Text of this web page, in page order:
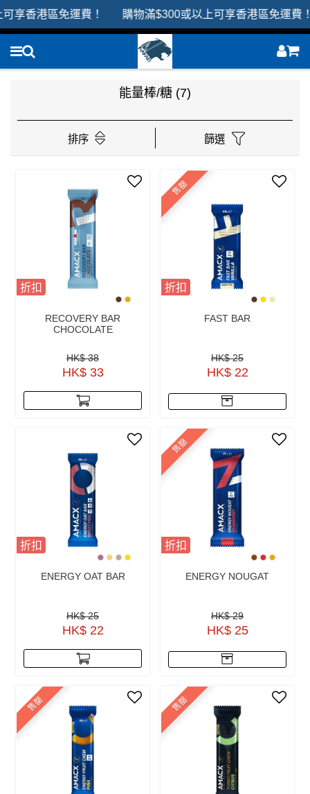
享香港區免運費！ 購物滿$300或以上可享香港區免運費！
能量棒/糖 (7)
排序 篩選
折扣
RECOVERY BAR
CHOCOLATE
HK$ 38
HK$ 33
售罄
折扣
FAST BAR
HK$ 25
HK$ 22
折扣
ENERGY OAT BAR
HK$ 25
HK$ 22
售罄
折扣
ENERGY NOUGAT
HK$ 29
HK$ 25
售罄 售罄